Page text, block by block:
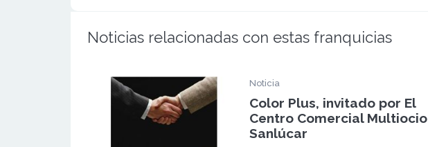
Noticias relacionadas con estas franquicias
Noticia
Color Plus, invitado por El
Centro Comercial Multiocio
Sanlúcar